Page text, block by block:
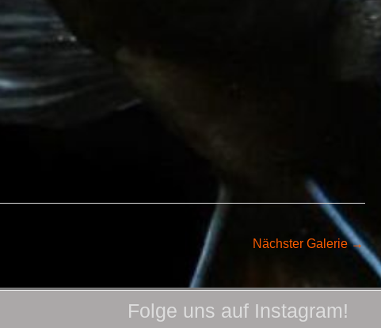
Nächster Galerie→
Folge uns auf Instagram!